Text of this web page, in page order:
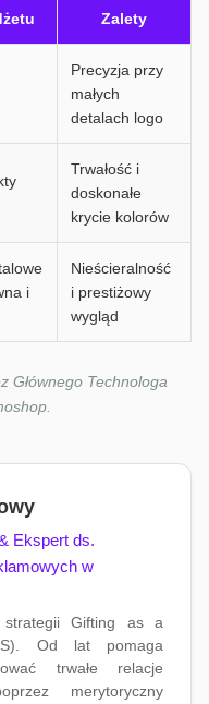
Zalety
Precyzja przy
małych
detalach logo
Trwałość i
doskonałe
krycie kolorów
i
Nieścieralność
i prestiżowy
wygląd
Głównego Technologa
Ekspert ds.
w
strategii Gifting as a
Od lat pomaga
trwałe relacje
merytoryczny